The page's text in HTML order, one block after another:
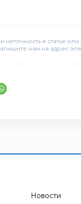
в статье
нам на адрес
Новости